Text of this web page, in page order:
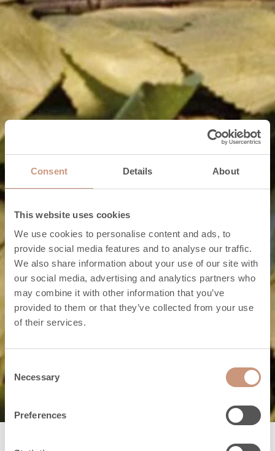
Consent Details About
This website uses cookies
We use cookies to personalise content and ads, to
provide social media features and to analyse our traffic.
We also share information about your use of our site with
our social media, advertising and analytics partners who
may combine it with other information that you’ve
provided to them or that they’ve collected from your use
of their services.
Selection
Necessary
Preferences
Klienditeenindus